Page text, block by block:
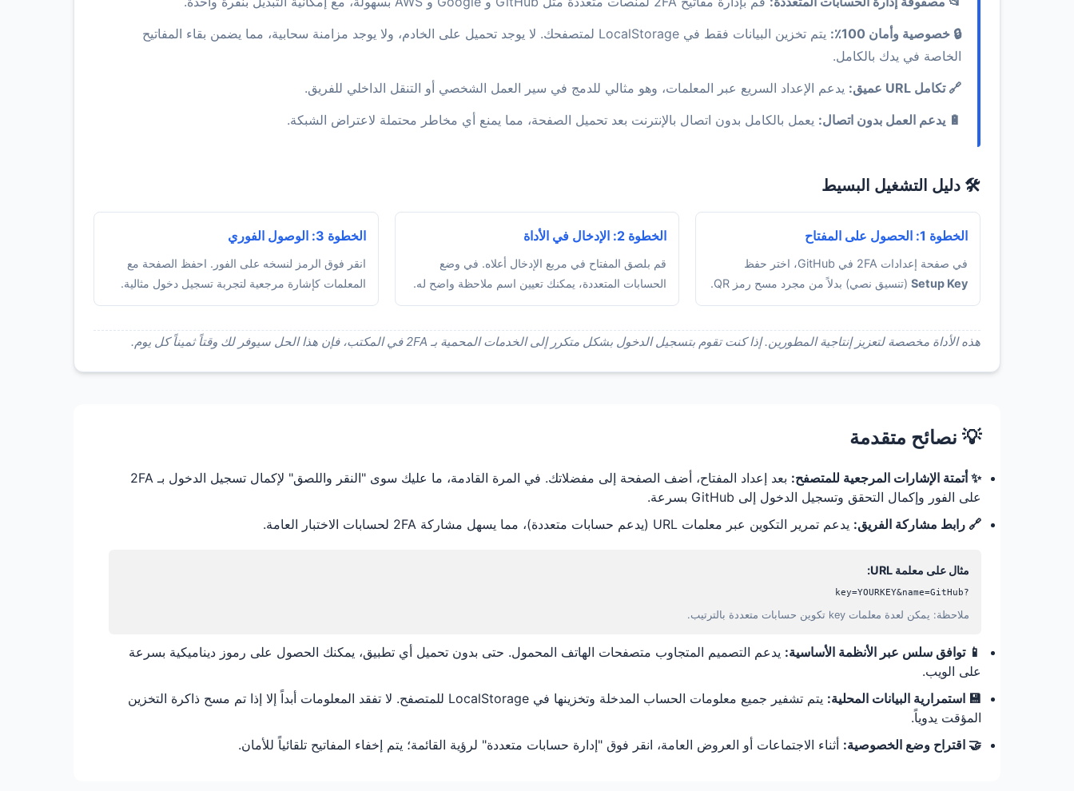
🔒 خصوصية وأمان 100٪:
يتم تخزين البيانات فقط في LocalStorage لمتصفحك. لا يوجد تحميل على الخادم، ولا يوجد مزامنة سحابية، مما يضمن بقاء المفاتيح
الخاصة في يدك بالكامل.
🔗 تكامل URL عميق:
يدعم الإعداد السريع عبر المعلمات، وهو مثالي للدمج في سير العمل الشخصي أو التنقل الداخلي للفريق.
🔋 يدعم العمل بدون اتصال: يعمل بالكامل بدون اتصال بالإنترنت بعد تحميل الصفحة، مما يمنع أي مخاطر محتملة لاعتراض الشبكة.
🛠️ دليل التشغيل البسيط
الخطوة 1: الحصول على المفتاح
في صفحة إعدادات 2FA في GitHub، اختر حفظ
Setup Key (تنسيق نصي) بدلاً من مجرد مسح رمز QR.
الخطوة 2: الإدخال في الأداة
قم بلصق المفتاح في مربع الإدخال أعلاه. في وضع
الحسابات المتعددة، يمكنك تعيين اسم ملاحظة واضح له.
الخطوة 3: الوصول الفوري
انقر فوق الرمز لنسخه على الفور. احفظ الصفحة مع
المعلمات كإشارة مرجعية لتجربة تسجيل دخول مثالية.
هذه الأداة مخصصة لتعزيز إنتاجية المطورين. إذا كنت تقوم بتسجيل الدخول بشكل متكرر إلى الخدمات المحمية بـ 2FA في المكتب، فإن هذا الحل سيوفر لك وقتاً ثميناً كل يوم.
💡 نصائح متقدمة
✨ أتمتة الإشارات المرجعية للمتصفح:
بعد إعداد المفتاح، أضف الصفحة إلى مفضلاتك. في المرة القادمة، ما عليك سوى "النقر واللصق" لإكمال تسجيل الدخول بـ 2FA
على الفور وإكمال التحقق وتسجيل الدخول إلى GitHub بسرعة.
🔗 رابط مشاركة الفريق: يدعم تمرير التكوين عبر معلمات URL (يدعم حسابات متعددة)، مما يسهل مشاركة 2FA لحسابات الاختبار العامة.
مثال على معلمة URL:
?key=YOURKEY&name=GitHub
ملاحظة: يمكن لعدة معلمات key تكوين حسابات متعددة بالترتيب.
📱 توافق سلس عبر الأنظمة الأساسية: يدعم التصميم المتجاوب متصفحات الهاتف المحمول. حتى بدون تحميل أي تطبيق، يمكنك الحصول على رموز ديناميكية بسرعة
على الويب.
💾 استمرارية البيانات المحلية:
يتم تشفير جميع معلومات الحساب المدخلة وتخزينها في LocalStorage للمتصفح. لا تفقد المعلومات أبداً إلا إذا تم مسح ذاكرة التخزين
المؤقت يدوياً.
🤝 اقتراح وضع الخصوصية: أثناء الاجتماعات أو العروض العامة، انقر فوق "إدارة حسابات متعددة" لرؤية القائمة؛ يتم إخفاء المفاتيح تلقائياً للأمان.